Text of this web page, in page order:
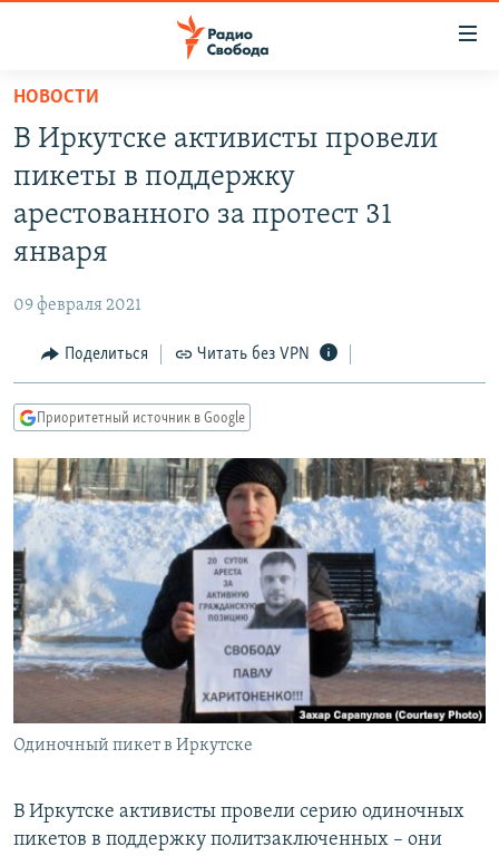
упрощенного
доступа
основному
содержанию
Вернутся
навигации
Вернутся
ПОДКАСТЫ
КУЛЬТУРА
IDEL.РЕАЛИИ
КАВКАЗ.РЕАЛИИ
СИБИРЬ.РЕАЛИИ
РАСПИСАНИЕ ВЕЩАНИЯ
ПОДПИШИТЕСЬ НА РАССЫЛКУ
СОЦИАЛЬНЫЕ СЕТИ
НОВОСТИ
В Иркутске активисты провели
пикеты в поддержку
арестованного за протест 31
января
09 февраля 2021
Поделиться Читать без VPN
Приоритетный источник в Google
Одиночный пикет в Иркутске
В Иркутске активисты провели серию одиночных
пикетов в поддержку политзаключенных – они